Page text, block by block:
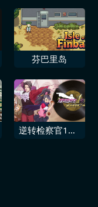
芬巴里岛
逆转检察官1&2